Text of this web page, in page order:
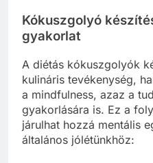
Kókuszgolyó
gyakorlat
A diétás kókuszgolyók
kulináris tevékenység,
a mindfulness, azaz a
gyakorlására is. Ez a
járulhat hozzá mentális
általános jólétünkhöz: